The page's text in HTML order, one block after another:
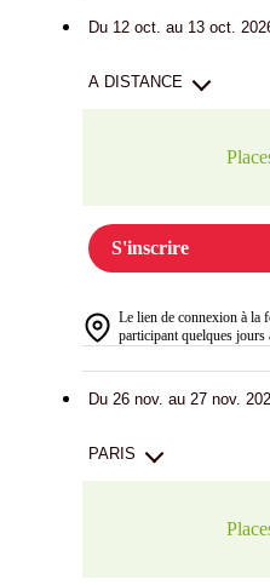
Du 12 oct. au 13 oct.
A DISTANCE
S'inscrire
Le lien de connexion à la
participant quelques jours
Du 26 nov. au 27 nov.
PARIS